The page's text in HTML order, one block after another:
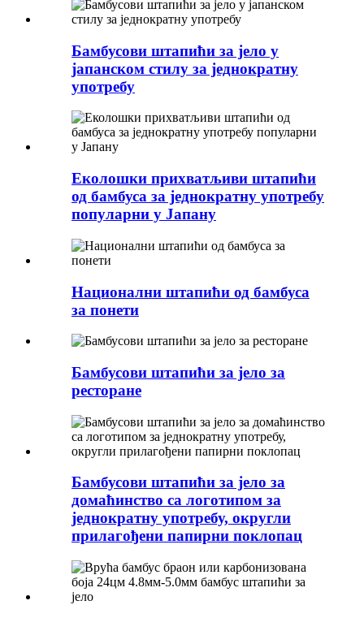
Бамбусови штапићи за јело у
јапанском стилу за једнократну
употребу
Еколошки прихватљиви штапићи
од бамбуса за једнократну употребу
популарни у Јапану
Национални штапићи од бамбуса
за понети
Бамбусови штапићи за јело за
ресторане
Бамбусови штапићи за јело за
домаћинство са логотипом за
једнократну употребу, округли
прилагођени папирни поклопац